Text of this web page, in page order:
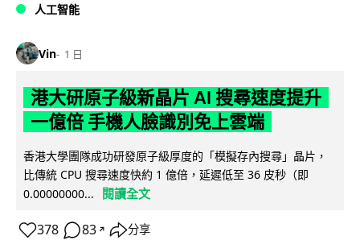
人工智能
Vin 1 日
港大研原子級新晶片 AI 搜尋速度提升
一億倍 手機人臉識別免上雲端
香港大學團隊成功研發原子級厚度的「模擬存內搜尋」晶片，
比傳統 CPU 搜尋速度快約 1 億倍，延遲低至 36 皮秒（即
0.00000000...
閱讀全文
378 83 ↗ 分享